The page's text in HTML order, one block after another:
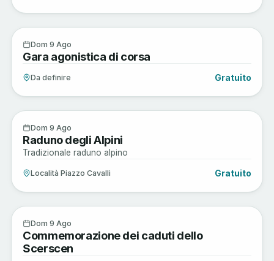
Active
Dom 9 Ago
Gara agonistica di corsa
Da definire Gratuito
Musica e Spettacoli
Dom 9 Ago
Raduno degli Alpini
Tradizionale raduno alpino
Località Piazzo Cavalli Gratuito
Arte e Cultura
Dom 9 Ago
Commemorazione dei caduti dello
Scerscen